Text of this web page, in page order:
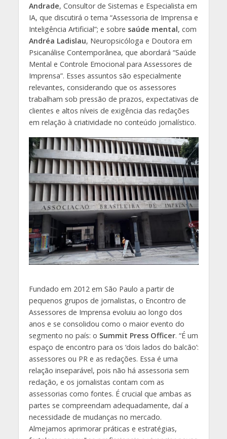
Andrade, Consultor de Sistemas e Especialista em
IA, que discutirá o tema “Assessoria de Imprensa e
Inteligência Artificial”; e sobre saúde mental, com
Andréa Ladislau, Neuropsicóloga e Doutora em
Psicanálise Contemporânea, que abordará “Saúde
Mental e Controle Emocional para Assessores de
Imprensa”. Esses assuntos são especialmente
relevantes, considerando que os assessores
trabalham sob pressão de prazos, expectativas de
clientes e altos níveis de exigência das redações
em relação à criatividade no conteúdo jornalístico.
Fundado em 2012 em São Paulo a partir de
pequenos grupos de jornalistas, o Encontro de
Assessores de Imprensa evoluiu ao longo dos
anos e se consolidou como o maior evento do
segmento no país: o Summit Press Officer. “É um
espaço de encontro para os ‘dois lados do balcão’:
assessores ou PR e as redações. Essa é uma
relação inseparável, pois não há assessoria sem
redação, e os jornalistas contam com as
assessorias como fontes. É crucial que ambas as
partes se compreendam adequadamente, daí a
necessidade de mudanças no mercado.
Almejamos aprimorar práticas e estratégias,